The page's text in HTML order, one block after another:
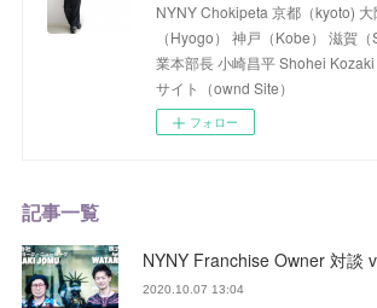
NYNY Chokipeta 京都（kyoto)
（Hyogo） 神戸（Kobe） 滋賀
業本部長 小崎昌平 Shohei
サイト（ownd Site）
フォロー
記事一覧
NYNY Franchise Owner 対談
2020.10.07 13:04